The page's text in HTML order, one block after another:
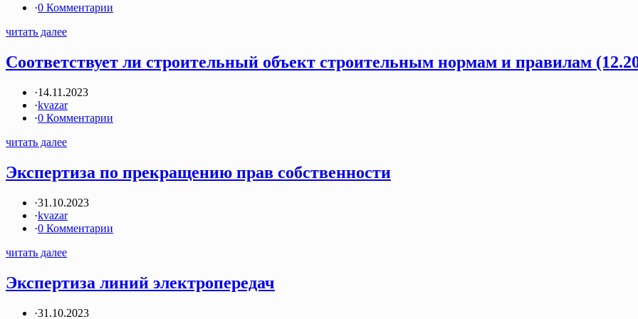
·0 Комментарии
читать далее
Соответствует ли строительный объект строительным нормам и правилам
·14.11.2023
·kvazar
·0 Комментарии
читать далее
Экспертиза по прекращению прав собственности
·31.10.2023
·kvazar
·0 Комментарии
читать далее
Экспертиза линий электропередач
·31.10.2023